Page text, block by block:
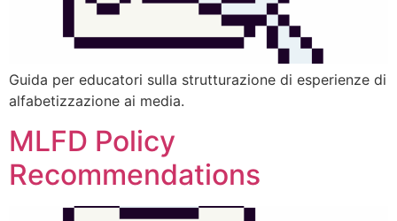
Guida per educatori sulla strutturazione di esperienze di
alfabetizzazione ai media.
MLFD Policy
Recommendations